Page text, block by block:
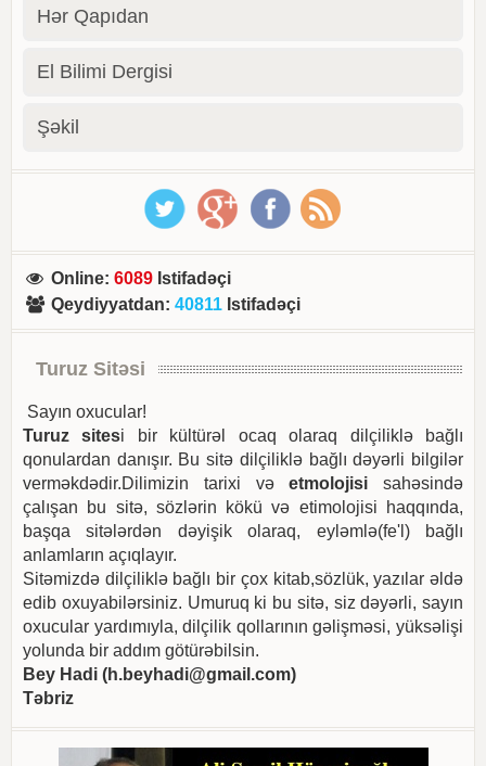
Hər Qapıdan
El Bilimi Dergisi
Şəkil
Online:6089 Istifadəçi
Qeydiyyatdan:40811 Istifadəçi
Turuz Sitəsi
Sayın oxucular!
Turuz sitesi bir kültürəl ocaq olaraq dilçiliklə bağlı
qonulardan danışır. Bu sitə dilçiliklə bağlı dəyərli bilgilər
verməkdədir.Dilimizin tarixi vəetmolojisi sahəsində
çalışan bu sitə, sözlərin kökü və etimolojisi haqqında,
başqa sitələrdən dəyişik olaraq, eyləmlə(fe'l) bağlı
anlamların açıqlayır.
Sitəmizdə dilçiliklə bağlı bir çox kitab,sözlük, yazılar əldə
edib oxuyabilərsiniz. Umuruq ki bu sitə, siz dəyərli, sayın
oxucular yardımıyla, dilçilik qollarının gəlişməsi, yüksəlişi
yolunda bir addım götürəbilsin.
Bey Hadi (h.beyhadi@gmail.com)
Təbriz